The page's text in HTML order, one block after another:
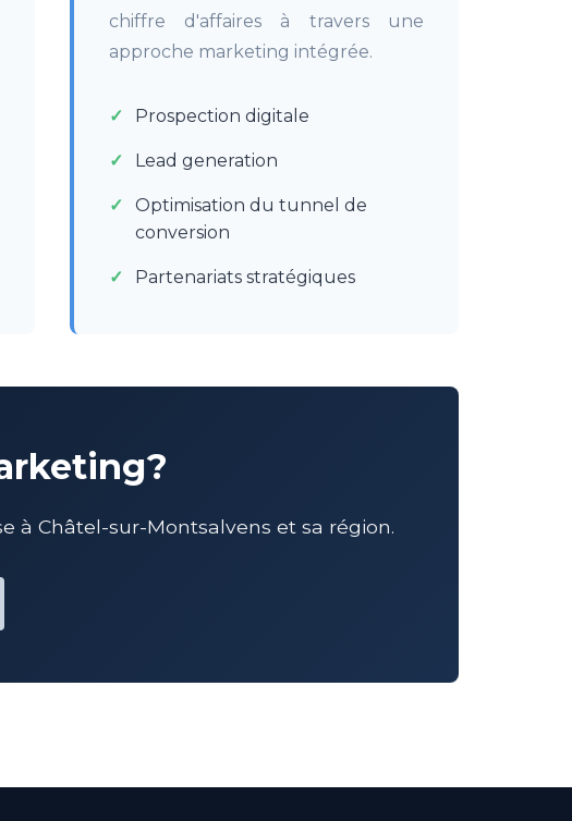
chiffre d'affaires à travers une
approche marketing intégrée.
Prospection digitale
Lead generation
Optimisation du tunnel de
conversion
Partenariats stratégiques
à Châtel-sur-Montsalvens et sa région.